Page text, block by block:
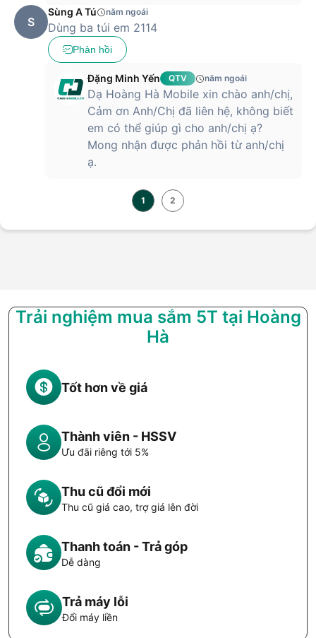
S
Sùng A Tú năm ngoái
Dùng ba túi em 2114
Phản hồi
Đặng Minh Yến QTV năm ngoái
Dạ Hoàng Hà Mobile xin chào anh/chị,
Cảm ơn Anh/Chị đã liên hệ, không biết
em có thể giúp gì cho anh/chị ạ?
Mong nhận được phản hồi từ anh/chị
ạ.
1 2
Trải nghiệm mua sắm 5T tại Hoàng
Hà
Tốt hơn về giá
Thành viên - HSSV
Ưu đãi riêng tới 5%
Thu cũ đổi mới
Thu cũ giá cao, trợ giá lên đời
Thanh toán - Trả góp
Dễ dàng
Trả máy lỗi
Đổi máy liền